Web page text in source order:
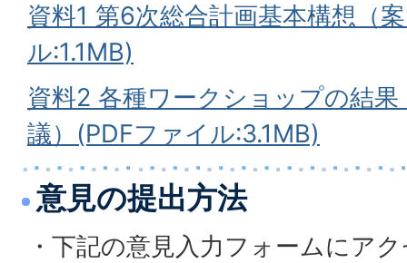
資料1 第6次総合計画基本構想（
ル:1.1MB)
資料2 各種ワークショップの結
議）(PDFファイル:3.1MB)
意見の提出方法
・下記の意見入力フォームにア